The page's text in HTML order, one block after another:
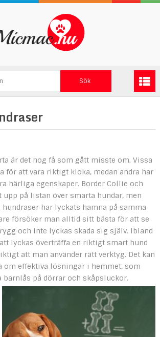
är det nog få som gått misste om. Vissa
för att vara riktigt kloka, medan andra har
härliga egenskaper. Border Collie och
upp på listan över smarta hundar, men
hundraser har lyckats hamna på samma
försöker man alltid sitt bästa för att se
och inte lyckas skada sig själv. Ibland
lyckas överträffa en riktigt smart hund
att man använder rätt verktyg. Det kan
om effektiva lösningar i hemmet, som
barnlås på dörrar och skåpsluckor.